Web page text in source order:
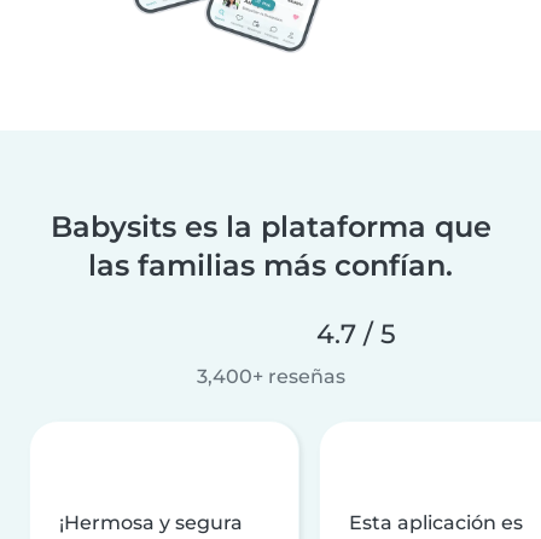
Babysits es la plataforma que
las familias más confían.
4.7 / 5
3,400+ reseñas
¡Hermosa y segura
Esta aplicación es